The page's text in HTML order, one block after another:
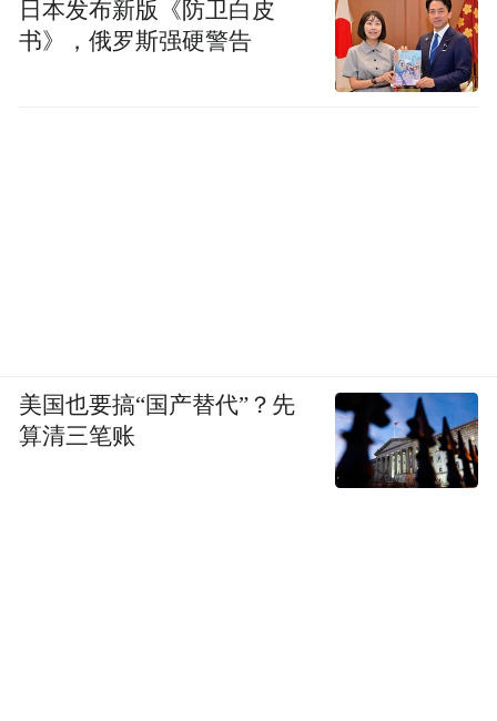
日本发布新版《防卫白皮
书》，俄罗斯强硬警告
美国也要搞“国产替代”？先
算清三笔账